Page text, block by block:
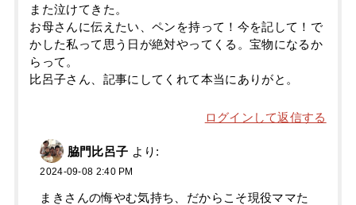
また泣けてきた。
お母さんに伝えたい、ペンを持って！今を記して！で
かした私って思う日が絶対やってくる。宝物になるか
らって。
比呂子さん、記事にしてくれて本当にありがと。
ログインして返信する
脇門比呂子 より:
2024-09-08 2:40 PM
まきさんの悔やむ気持ち、だからこそ現役ママた